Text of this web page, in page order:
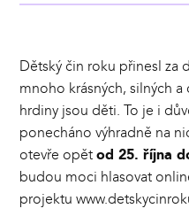
Dětský čin roku přinesl za
mnoho krásných, silných
hrdiny jsou děti. To je i
ponecháno výhradně na
otevře opětod 25. října
budou moci hlasovat
projektu